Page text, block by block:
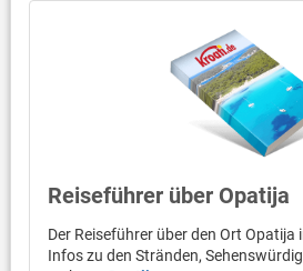
Reiseführer über Opatija
Der Reiseführer über den Ort Opatija
Infos zu den Stränden,